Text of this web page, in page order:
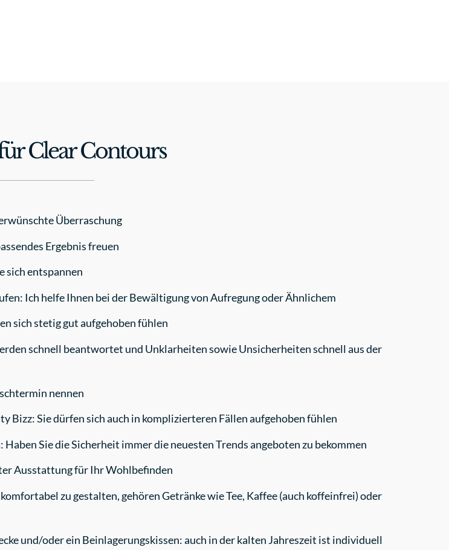
Clear Contours
Überraschung
Ergebnis freuen
sich entspannen
Ich helfe Ihnen bei der Bewältigung von Aufregung oder Ähnlichem
sich stetig gut aufgehoben fühlen
schnell beantwortet und Unklarheiten sowie Unsicherheiten schnell aus der
nennen
Bizz: Sie dürfen sich auch in komplizierteren Fällen aufgehoben fühlen
Sie die Sicherheit immer die neuesten Trends angeboten zu bekommen
Ausstattung für Ihr Wohlbefinden
zu gestalten, gehören Getränke wie Tee, Kaffee (auch koffeinfrei) oder
und/oder ein Beinlagerungskissen: auch in der kalten Jahreszeit ist individuell